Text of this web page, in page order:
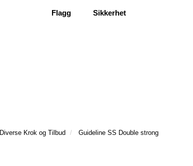
Flagg Sikkerhet
Diverse Krok og Tilbud Guideline SS Double strong